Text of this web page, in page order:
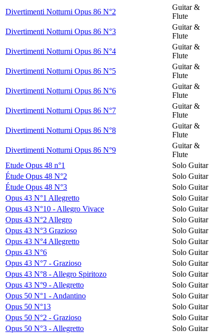
Divertimenti Notturni Opus 86 N°2
Guitar &
Flute
Divertimenti Notturni Opus 86 N°3
Guitar &
Flute
Divertimenti Notturni Opus 86 N°4
Guitar &
Flute
Divertimenti Notturni Opus 86 N°5
Guitar &
Flute
Divertimenti Notturni Opus 86 N°6
Guitar &
Flute
Divertimenti Notturni Opus 86 N°7
Guitar &
Flute
Divertimenti Notturni Opus 86 N°8
Guitar &
Flute
Divertimenti Notturni Opus 86 N°9
Guitar &
Flute
Etude Opus 48 n°1
Solo Guitar
Étude Opus 48 N°2
Solo Guitar
Étude Opus 48 N°3
Solo Guitar
Opus 43 N°1 Allegretto
Solo Guitar
Opus 43 N°10 - Allegro Vivace
Solo Guitar
Opus 43 N°2 Allegro
Solo Guitar
Opus 43 N°3 Grazioso
Solo Guitar
Opus 43 N°4 Allegretto
Solo Guitar
Opus 43 N°6
Solo Guitar
Opus 43 N°7 - Grazioso
Solo Guitar
Opus 43 N°8 - Allegro Spiritozo
Solo Guitar
Opus 43 N°9 - Allegretto
Solo Guitar
Opus 50 N°1 - Andantino
Solo Guitar
Opus 50 N°13
Solo Guitar
Opus 50 N°2 - Grazioso
Solo Guitar
Opus 50 N°3 - Allegretto
Solo Guitar